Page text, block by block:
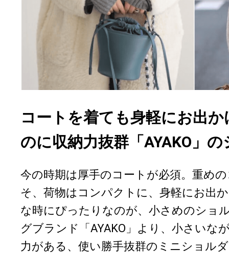
コートを着ても身軽にお出
のに収納力抜群「AYAKO」
今の時期は厚手のコートが必須。重め
そ、荷物はコンパクトに、身軽にお出
な時にぴったりなのが、小さめのショ
グブランド「AYAKO」より、小さいな
力がある、使い勝手抜群のミニショル